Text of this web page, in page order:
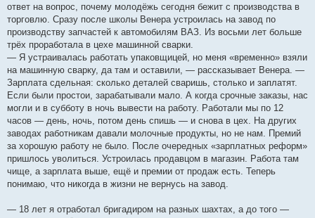
ответ на вопрос, почему молодёжь сегодня бежит с производства в
торговлю. Сразу после школы Венера устроилась на завод по
производству запчастей к автомобилям ВАЗ. Из восьми лет больше
трёх проработала в цехе машинной сварки.
— Я устраивалась работать упаковщицей, но меня «временно» взяли
на машинную сварку, да там и оставили, — рассказывает Венера. —
Зарплата сдельная: сколько деталей сваришь, столько и заплатят.
Если были простои, зарабатывали мало. А когда срочные заказы, нас
могли и в субботу в ночь вывести на работу. Работали мы по 12
часов — день, ночь, потом день спишь — и снова в цех. На других
заводах работникам давали молочные продукты, но не нам. Премий
за хорошую работу не было. После очередных «зарплатных реформ»
пришлось уволиться. Устроилась продавцом в магазин. Работа там
чище, а зарплата выше, ещё и премии от продаж есть. Теперь
понимаю, что никогда в жизни не вернусь на завод.
— 18 лет я отработал бригадиром на разных шахтах, а до того —